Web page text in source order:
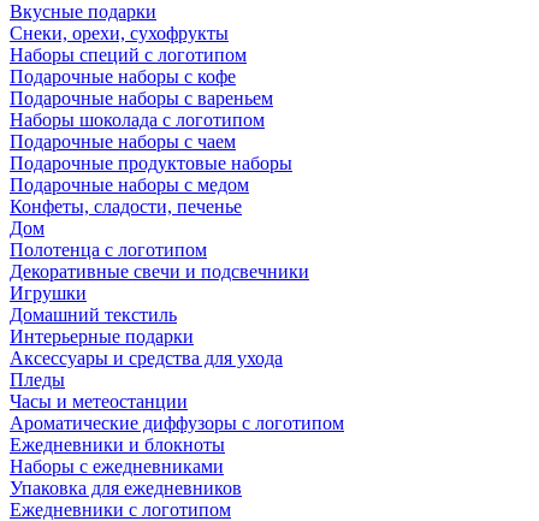
Вкусные подарки
Снеки, орехи, сухофрукты
Наборы специй с логотипом
Подарочные наборы с кофе
Подарочные наборы с вареньем
Наборы шоколада с логотипом
Подарочные наборы с чаем
Подарочные продуктовые наборы
Подарочные наборы с медом
Конфеты, сладости, печенье
Дом
Полотенца с логотипом
Декоративные свечи и подсвечники
Игрушки
Домашний текстиль
Интерьерные подарки
Аксессуары и средства для ухода
Пледы
Часы и метеостанции
Ароматические диффузоры с логотипом
Ежедневники и блокноты
Наборы с ежедневниками
Упаковка для ежедневников
Ежедневники с логотипом